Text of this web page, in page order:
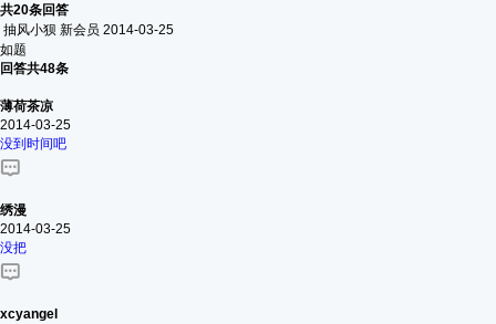
共20条回答
抽风小狈 新会员 2014-03-25
如题
回答共48条
薄荷茶凉
2014-03-25
没到时间吧
绣漫
2014-03-25
没把
xcyangel